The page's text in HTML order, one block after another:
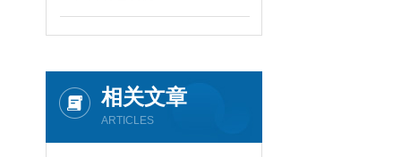
相关文章
ARTICLES